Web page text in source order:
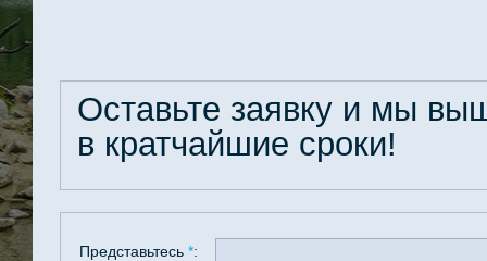
Оставьте заявку и мы
в кратчайшие сроки!
Представьтесь *: